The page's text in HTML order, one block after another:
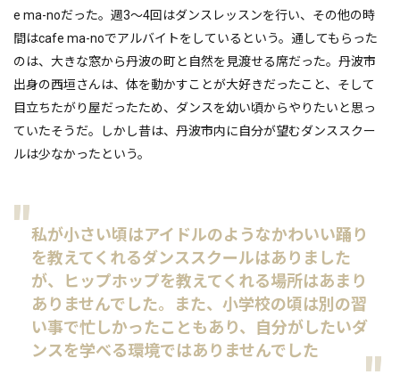
e ma-noだった。週3〜4回はダンスレッスンを行い、その他の時
間はcafe ma-noでアルバイトをしているという。通してもらった
のは、大きな窓から丹波の町と自然を見渡せる席だった。丹波市
出身の西垣さんは、体を動かすことが大好きだったこと、そして
目立ちたがり屋だったため、ダンスを幼い頃からやりたいと思っ
ていたそうだ。しかし昔は、丹波市内に自分が望むダンススクー
ルは少なかったという。
私が小さい頃はアイドルのようなかわいい踊り
を教えてくれるダンススクールはありました
が、ヒップホップを教えてくれる場所はあまり
ありませんでした。また、小学校の頃は別の習
い事で忙しかったこともあり、自分がしたいダ
ンスを学べる環境ではありませんでした